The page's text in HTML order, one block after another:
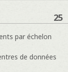
25
par échelon
de données